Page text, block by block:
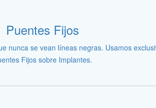
Puentes Fijos
nunca se vean líneas negras. Usamos
Fijos sobre Implantes.